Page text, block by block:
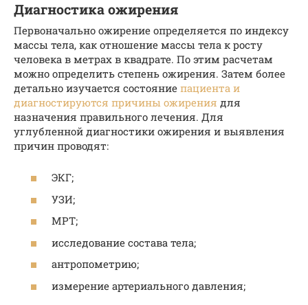
Диагностика ожирения
Первоначально ожирение определяется по индексу
массы тела, как отношение массы тела к росту
человека в метрах в квадрате. По этим расчетам
можно определить степень ожирения. Затем более
детально изучается состояние пациента и
диагностируются причины ожирения для
назначения правильного лечения. Для
углубленной диагностики ожирения и выявления
причин проводят:
ЭКГ;
УЗИ;
МРТ;
исследование состава тела;
антропометрию;
измерение артериального давления;